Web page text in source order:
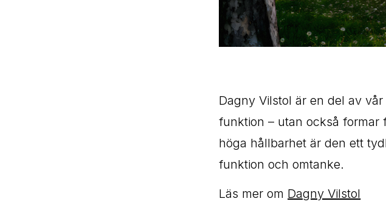
Dagny Vilstol är en del av
funktion – utan också formar
höga hållbarhet är den ett
funktion och omtanke.
Läs mer om Dagny Vilstol